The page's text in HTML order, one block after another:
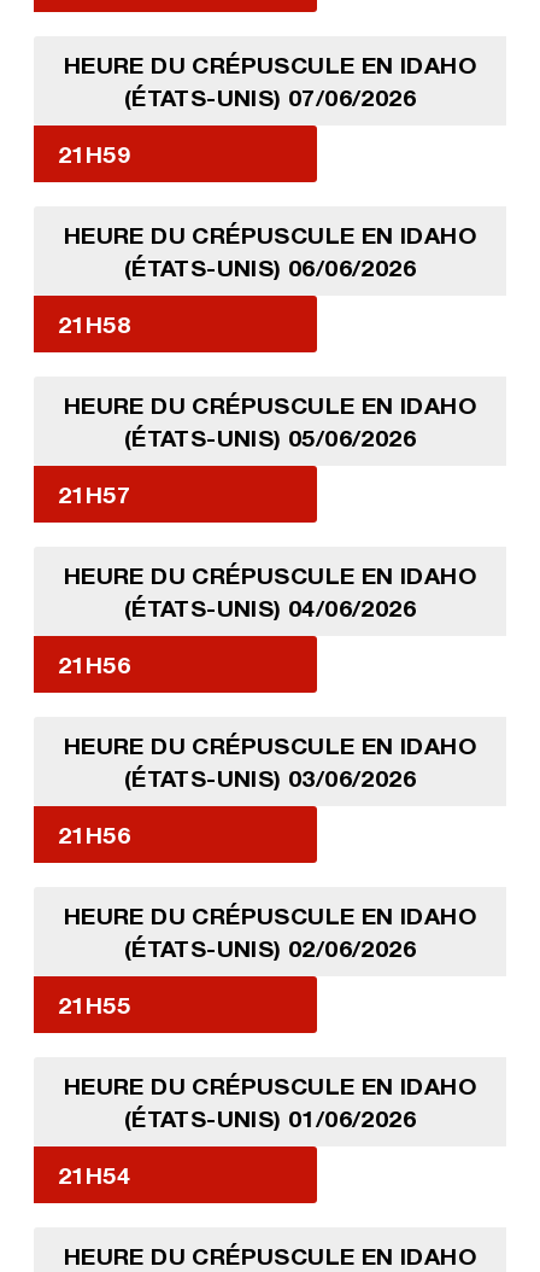
HEURE DU CRÉPUSCULE EN IDAHO
(ÉTATS-UNIS) 07/06/2026
21H59
HEURE DU CRÉPUSCULE EN IDAHO
(ÉTATS-UNIS) 06/06/2026
21H58
HEURE DU CRÉPUSCULE EN IDAHO
(ÉTATS-UNIS) 05/06/2026
21H57
HEURE DU CRÉPUSCULE EN IDAHO
(ÉTATS-UNIS) 04/06/2026
21H56
HEURE DU CRÉPUSCULE EN IDAHO
(ÉTATS-UNIS) 03/06/2026
21H56
HEURE DU CRÉPUSCULE EN IDAHO
(ÉTATS-UNIS) 02/06/2026
21H55
HEURE DU CRÉPUSCULE EN IDAHO
(ÉTATS-UNIS) 01/06/2026
21H54
HEURE DU CRÉPUSCULE EN IDAHO